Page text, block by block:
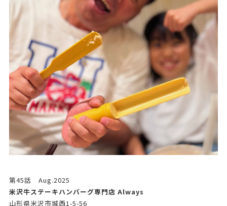
第45話 Aug.2025
米沢牛ステーキハンバーグ専門店 Always
山形県米沢市城西1-5-56